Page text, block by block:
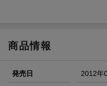
条件達成で楽天限定・宝
商品情報
発売日 2012年